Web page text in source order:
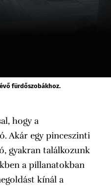
fürdőszobákhoz.
hogy a
Akár egy pinceszinti
gyakran találkozunk
a pillanatokban
kínál a